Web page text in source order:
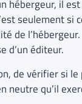
hébergeur, il
seulement si
de l’hébergeur.
d’un éditeur.
de vérifier si
neutre qu’il